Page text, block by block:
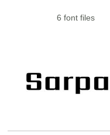
6 font files